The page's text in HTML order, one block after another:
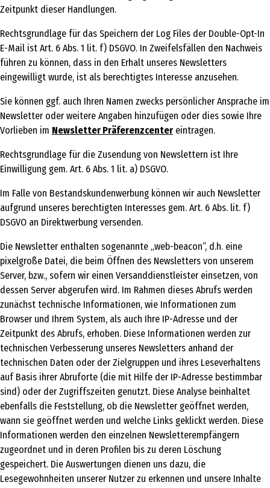
Zeitpunkt dieser Handlungen.
Rechtsgrundlage für das Speichern der Log Files der Double-Opt-In
E-Mail ist Art. 6 Abs. 1 lit. f) DSGVO. In Zweifelsfällen den Nachweis
führen zu können, dass in den Erhalt unseres Newsletters
eingewilligt wurde, ist als berechtigtes Interesse anzusehen.
Sie können ggf. auch Ihren Namen zwecks persönlicher Ansprache im
Newsletter oder weitere Angaben hinzufügen oder dies sowie Ihre
Vorlieben im Newsletter Präferenzcenter eintragen.
Rechtsgrundlage für die Zusendung von Newslettern ist Ihre
Einwilligung gem. Art. 6 Abs. 1 lit. a) DSGVO.
Im Falle von Bestandskundenwerbung können wir auch Newsletter
aufgrund unseres berechtigten Interesses gem. Art. 6 Abs. lit. f)
DSGVO an Direktwerbung versenden.
Die Newsletter enthalten sogenannte „web-beacon“, d.h. eine
pixelgroße Datei, die beim Öffnen des Newsletters von unserem
Server, bzw., sofern wir einen Versanddienstleister einsetzen, von
dessen Server abgerufen wird. Im Rahmen dieses Abrufs werden
zunächst technische Informationen, wie Informationen zum
Browser und Ihrem System, als auch Ihre IP-Adresse und der
Zeitpunkt des Abrufs, erhoben. Diese Informationen werden zur
technischen Verbesserung unseres Newsletters anhand der
technischen Daten oder der Zielgruppen und ihres Leseverhaltens
auf Basis ihrer Abruforte (die mit Hilfe der IP-Adresse bestimmbar
sind) oder der Zugriffszeiten genutzt. Diese Analyse beinhaltet
ebenfalls die Feststellung, ob die Newsletter geöffnet werden,
wann sie geöffnet werden und welche Links geklickt werden. Diese
Informationen werden den einzelnen Newsletterempfängern
zugeordnet und in deren Profilen bis zu deren Löschung
gespeichert. Die Auswertungen dienen uns dazu, die
Lesegewohnheiten unserer Nutzer zu erkennen und unsere Inhalte